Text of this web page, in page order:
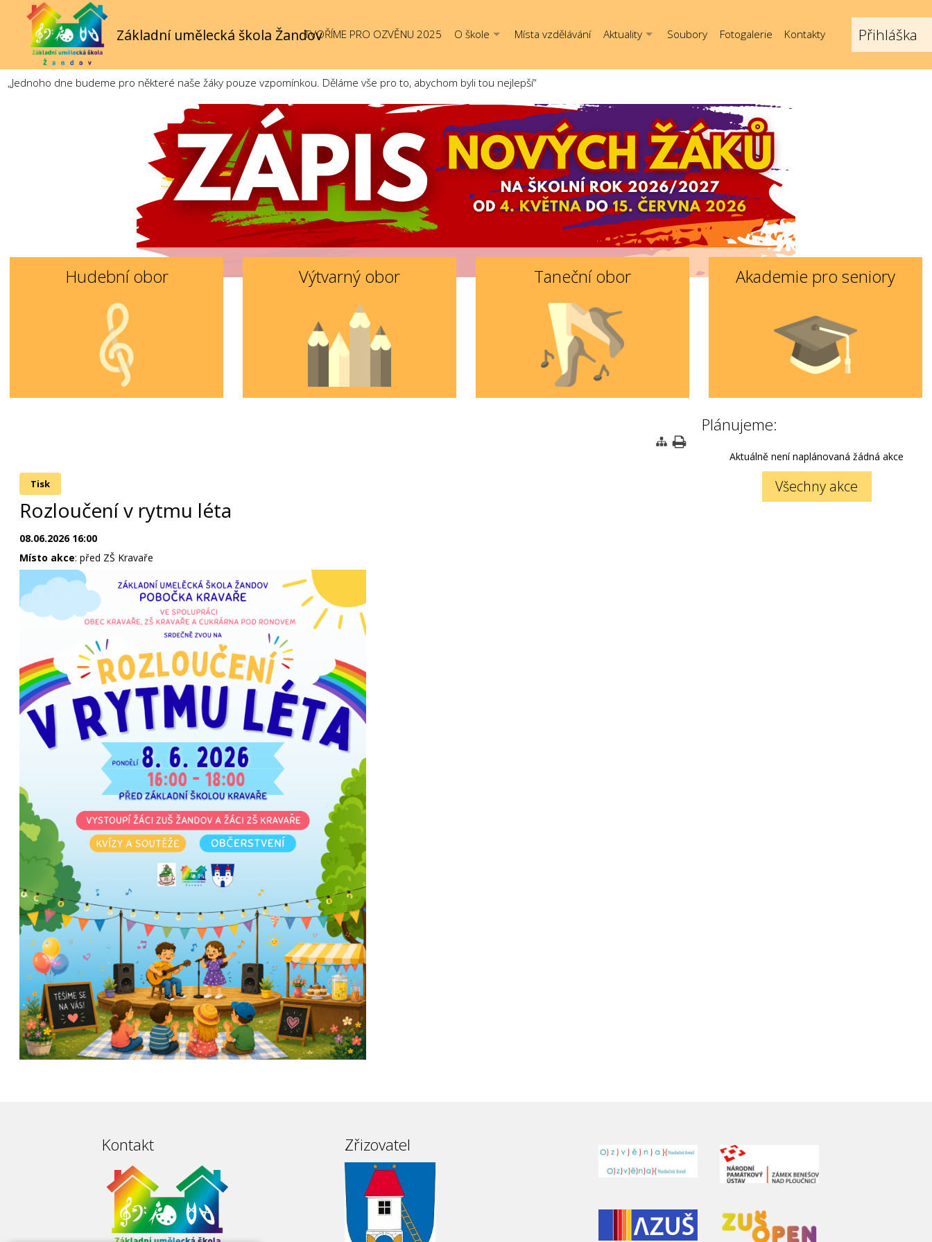
Základní umělecká škola Žandov Přihláška
TVOŘÍME PRO OZVĚNU 2025 O škole Místa vzdělávání Aktuality Soubory Fotogalerie Kontakty
„Jednoho dne budeme pro některé naše žáky pouze vzpomínkou. Děláme vše pro to, abychom byli tou nejlepší“
Hudební obor Výtvarný obor Taneční obor Akademie pro seniory
Tisk
Rozloučení v rytmu léta
08.06.2026 16:00
Místo akce: před ZŠ Kravaře
Plánujeme:
Aktuálně není naplánovaná žádná akce
Všechny akce
Kontakt Zřizovatel